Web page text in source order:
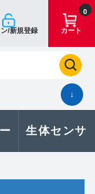
ン/新規登録
0
カート
↓
生体センサ
購入履歴
ら
寸法単位 [mm]
寸法単位 [mm]